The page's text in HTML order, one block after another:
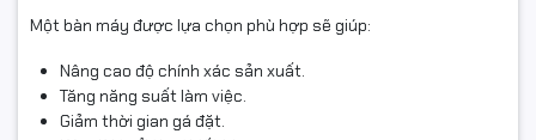
Một bàn máy được lựa chọn phù hợp sẽ giúp:
Nâng cao độ chính xác sản xuất.
Tăng năng suất làm việc.
Giảm thời gian gá đặt.